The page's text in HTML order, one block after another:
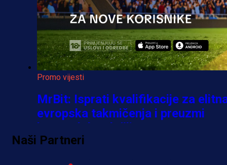
Promo vijesti
MrBit: Isprati kvalifikacije za
evropska takmičenja i preuzmi
bonus dobrodošlice!
Naši Partneri